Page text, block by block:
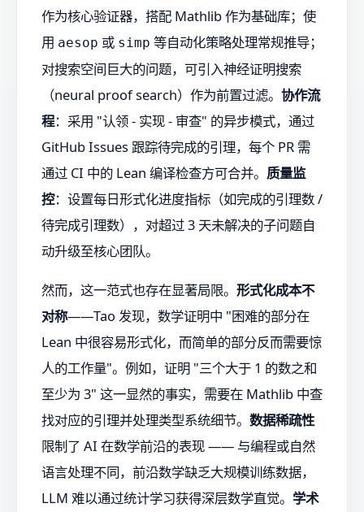
作为核心验证器，搭配 Mathlib 作为基础库；使
用 aesop 或 simp 等自动化策略处理常规推导；
对搜索空间巨大的问题，可引入神经证明搜索
（neural proof search）作为前置过滤。 协作流
程：采用 "认领 - 实现 - 审查" 的异步模式，通过
GitHub Issues 跟踪待完成的引理，每个 PR 需
通过 CI 中的 Lean 编译检查方可合并。 质量监
控：设置每日形式化进度指标（如完成的引理数 /
待完成引理数），对超过 3 天未解决的子问题自
动升级至核心团队。
然而，这一范式也存在显著局限。 形式化成本不
对称——Tao 发现，数学证明中 "困难的部分在
Lean 中很容易形式化，而简单的部分反而需要惊
人的工作量"。例如，证明 "三个大于 1 的数之和
至少为 3" 这一显然的事实，需要在 Mathlib 中查
找对应的引理并处理类型系统细节。 数据稀疏性
限制了 AI 在数学前沿的表现 —— 与编程或自然
语言处理不同，前沿数学缺乏大规模训练数据，
LLM 难以通过统计学习获得深层数学直觉。 学术